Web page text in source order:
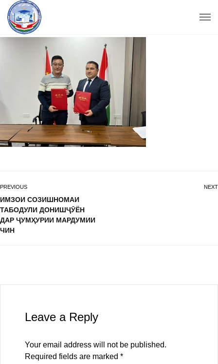
PREVIOUS
ИМЗОИ СОЗИШНОМАИ
ТАБОДУЛИ ДОНИШҶӮЁН
ДАР ҶУМҲУРИИ МАРДУМИИ
ЧИН
NEXT
Leave a Reply
Your email address will not be published.
Required fields are marked *